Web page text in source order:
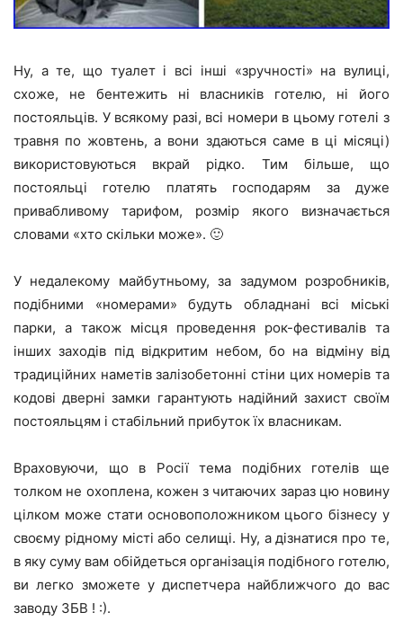
Ну, а те, що туалет і всі інші «зручності» на вулиці,
схоже, не бентежить ні власників готелю, ні його
постояльців. У всякому разі, всі номери в цьому готелі з
травня по жовтень, а вони здаються саме в ці місяці)
використовуються вкрай рідко. Тим більше, що
постояльці готелю платять господарям за дуже
привабливому тарифом, розмір якого визначається
словами «хто скільки може». 🙂
У недалекому майбутньому, за задумом розробників,
подібними «номерами» будуть обладнані всі міські
парки, а також місця проведення рок-фестивалів та
інших заходів під відкритим небом, бо на відміну від
традиційних наметів залізобетонні стіни цих номерів та
кодові дверні замки гарантують надійний захист своїм
постояльцям і стабільний прибуток їх власникам.
Враховуючи, що в Росії тема подібних готелів ще
толком не охоплена, кожен з читаючих зараз цю новину
цілком може стати основоположником цього бізнесу у
своєму рідному місті або селищі. Ну, а дізнатися про те,
в яку суму вам обійдеться організація подібного готелю,
ви легко зможете у диспетчера найближчого до вас
заводу ЗБВ ! :).